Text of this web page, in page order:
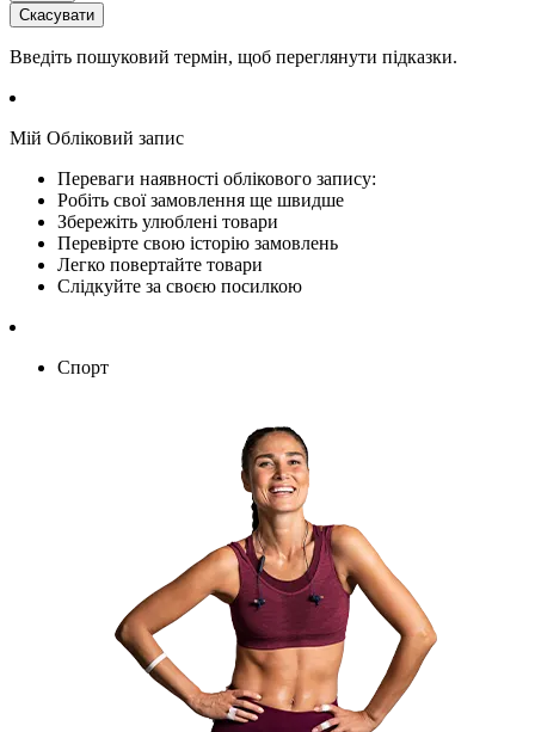
Скасувати
Введіть пошуковий термін, щоб переглянути підказки.
Мій Обліковий запис
Переваги наявності облікового запису:
Робіть свої замовлення ще швидше
Збережіть улюблені товари
Перевірте свою історію замовлень
Легко повертайте товари
Слідкуйте за своєю посилкою
Спорт